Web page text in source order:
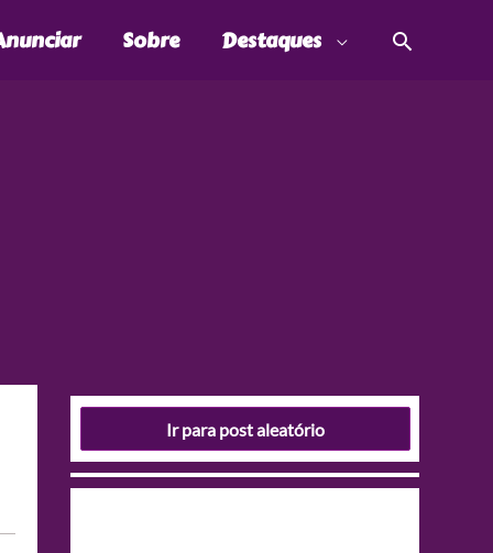
Sobre Destaques
Ir para post aleatório